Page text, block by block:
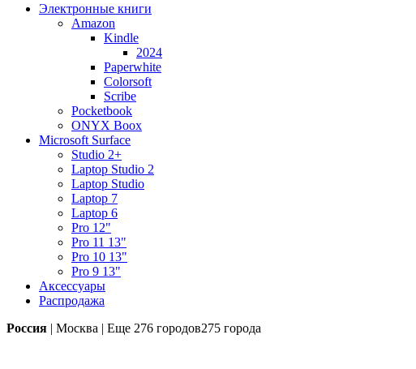
Электронные книги
Amazon
Kindle
2024
Paperwhite
Colorsoft
Scribe
Pocketbook
ONYX Boox
Microsoft Surface
Studio 2+
Laptop Studio 2
Laptop Studio
Laptop 7
Laptop 6
Pro 12"
Pro 11 13"
Pro 10 13"
Pro 9 13"
Аксессуары
Распродажа
Россия | Москва | Еще 276 городов275 города